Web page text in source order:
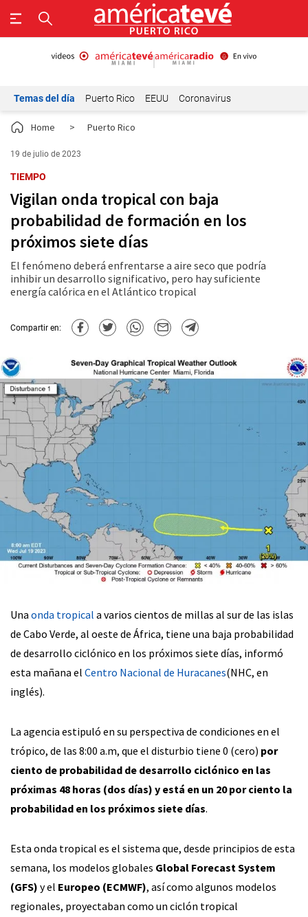
Temas del día Puerto Rico EEUU Coronavirus
Home > Puerto Rico
19 de julio de 2023
TIEMPO
Vigilan onda tropical con baja
probabilidad de formación en los
próximos siete días
El fenómeno deberá enfrentarse a aire seco que podría
inhibir un desarrollo significativo, pero hay suficiente
energía calórica en el Atlántico tropical
Compartir en:
Una onda tropical a varios cientos de millas al sur de las islas
de Cabo Verde, al oeste de África, tiene una baja probabilidad
de desarrollo ciclónico en los próximos siete días, informó
esta mañana el Centro Nacional de Huracanes(NHC, en
inglés).
La agencia estipuló en su perspectiva de condiciones en el
trópico, de las 8:00 a.m, que el disturbio tiene 0 (cero) por
ciento de probabilidad de desarrollo ciclónico en las
próximas 48 horas (dos días) y está en un 20 por ciento la
probabilidad en los próximos siete días.
Esta onda tropical es el sistema que, desde principios de esta
semana, los modelos globales Global Forecast System
(GFS) y el Europeo (ECMWF), así como algunos modelos
regionales, proyectaban como un ciclón tropical